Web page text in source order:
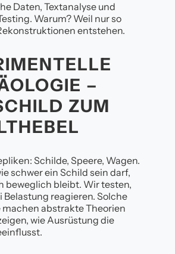
Daten, Textanalyse und
Warum? Weil nur so
entstehen.
–
ZUM
Schilde, Speere, Wagen.
schwer ein Schild sein darf,
beweglich bleibt. Wir testen,
Belastung reagieren. Solche
abstrakte Theorien
wie Ausrüstung die